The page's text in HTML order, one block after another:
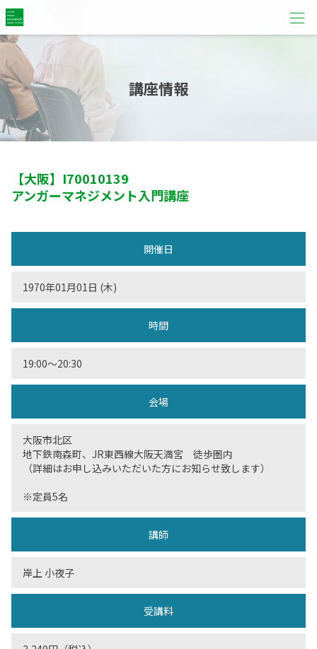
講座情報
【大阪】 I70010139
アンガーマネジメント入門講座
開催日
1970年01月01日 (木)
時間
19:00〜20:30
会場
大阪市北区
地下鉄南森町、JR東西線大阪天満宮 徒歩圏内
（詳細はお申し込みいただいた方にお知らせ致します）
※定員5名
講師
岸上 小夜子
受講料